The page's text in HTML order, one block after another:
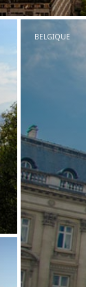
BELGIQUE